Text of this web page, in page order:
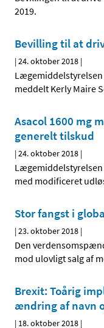
2019.
Bevilling til at
|24. oktober 2018 |
Lægemiddelstyrelsen
meddelt Kerly Maire
Asacol 1600 mg
generelt tilskud
|24. oktober 2018 |
med modificeret
Stor fangst i
|23. oktober 2018 |
Den
mod ulovligt salg af
Brexit: Toårig
ændring af navn
| 18. oktober 2018 |